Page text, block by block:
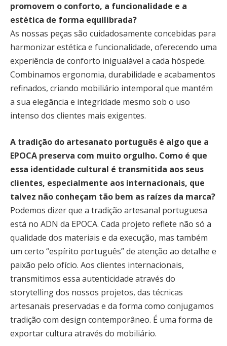
promovem o conforto, a funcionalidade e a
estética de forma equilibrada?
As nossas peças são cuidadosamente concebidas para
harmonizar estética e funcionalidade, oferecendo uma
experiência de conforto inigualável a cada hóspede.
Combinamos ergonomia, durabilidade e acabamentos
refinados, criando mobiliário intemporal que mantém
a sua elegância e integridade mesmo sob o uso
intenso dos clientes mais exigentes.
A tradição do artesanato português é algo que a
EPOCA preserva com muito orgulho. Como é que
essa identidade cultural é transmitida aos seus
clientes, especialmente aos internacionais, que
talvez não conheçam tão bem as raízes da marca?
Podemos dizer que a tradição artesanal portuguesa
está no ADN da EPOCA. Cada projeto reflete não só a
qualidade dos materiais e da execução, mas também
um certo “espírito português” de atenção ao detalhe e
paixão pelo ofício. Aos clientes internacionais,
transmitimos essa autenticidade através do
storytelling dos nossos projetos, das técnicas
artesanais preservadas e da forma como conjugamos
tradição com design contemporâneo. É uma forma de
exportar cultura através do mobiliário.